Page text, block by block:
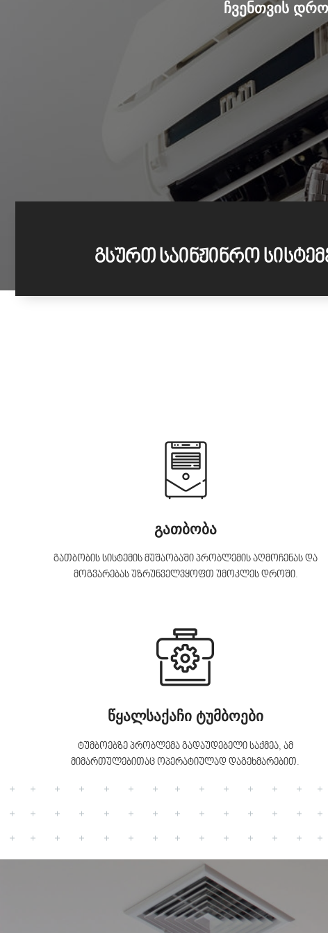
ჩვენთვის
გსურთ საინჟინრო
გათბობა
გათბობის სისტემის მუშაობაში პრობლემის აღმოჩენას და
მოგვარებას უზრუნველვყოფთ უმოკლეს დროში.
წყალსაქაჩი ტუმბოები
ტუმბოებზე პრობლემა გადაუდებელი საქმეა, ამ
მიმართულებითაც ოპერატიულად დაგეხმარებით.